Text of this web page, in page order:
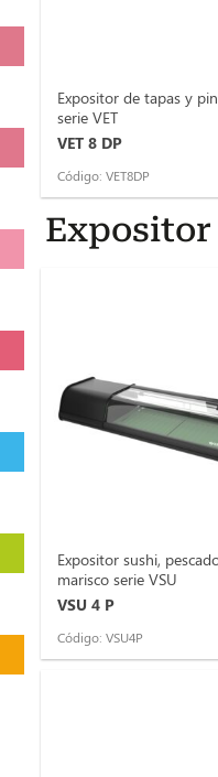
Expositor de tapas y
serie VET
VET 8 DP
Código: VET8DP
Expositor
Expositor sushi,
marisco serie VSU
VSU 4 P
Código: VSU4P